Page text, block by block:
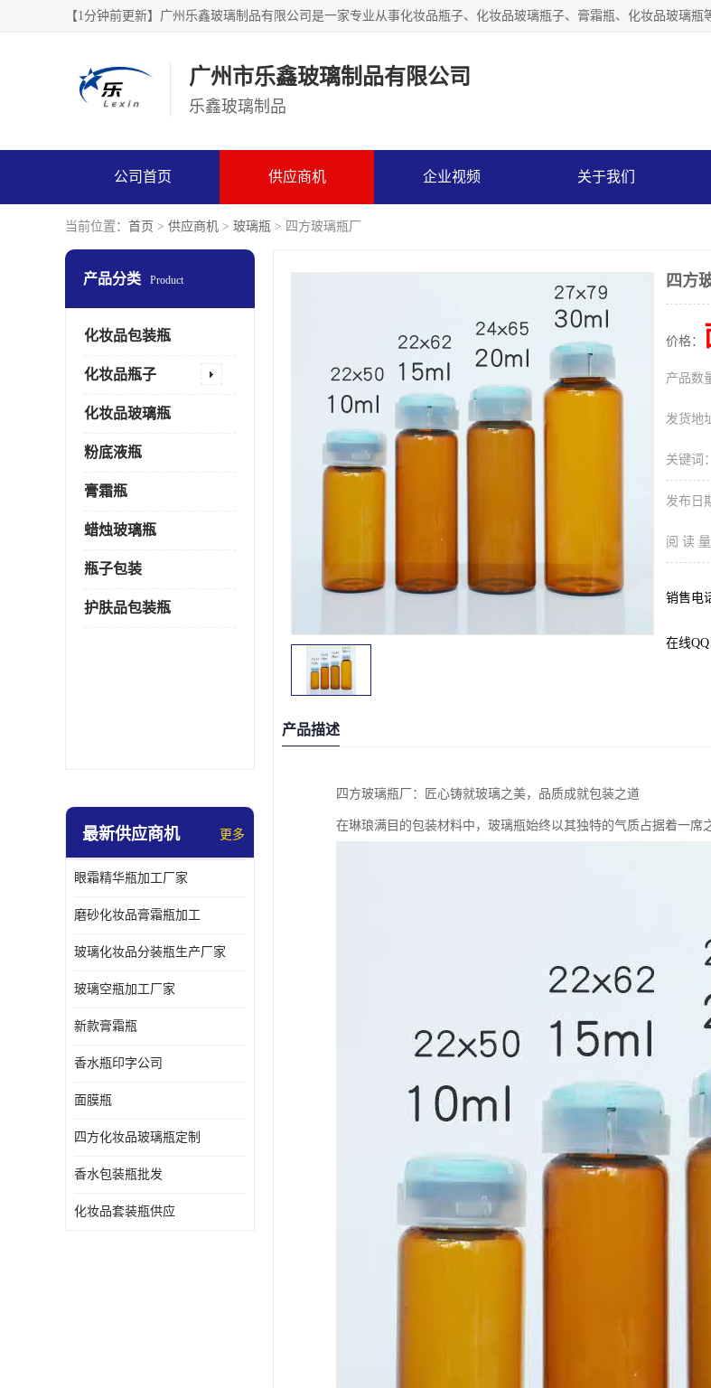
广州市乐鑫玻璃制品有限公司
乐鑫玻璃制品
公司首页 供应商机 企业视频 关于我们
当前位置： 首页 > 供应商机 > 玻璃瓶 > 四方玻璃瓶厂
产品分类 Product
化妆品包装瓶
化妆品瓶子
化妆品玻璃瓶
粉底液瓶
膏霜瓶
蜡烛玻璃瓶
瓶子包装
护肤品包装瓶
最新供应商机 更多
眼霜精华瓶加工厂家
磨砂化妆品膏霜瓶加工
玻璃化妆品分装瓶生产厂家
玻璃空瓶加工厂家
新款膏霜瓶
香水瓶印字公司
面膜瓶
四方化妆品玻璃瓶定制
香水包装瓶批发
化妆品套装瓶供应
四方
价格：
产品数
发货地
关键词：
发布日
阅 读 量
销售电
在线QQ
产品描述
四方玻璃瓶厂：匠心铸就玻璃之美，品质成就包装之道
在琳琅满目的包装材料中，玻璃瓶始终以其独特的气质占据着一席